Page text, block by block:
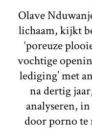
Olave
lichaam, kijkt
‘poreuze
vochtige
lediging’ met
na dertig
analyseren,
door porno te